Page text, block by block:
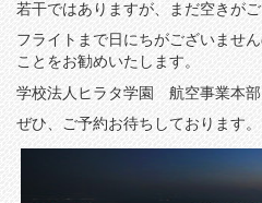
若干ではありますが、まだ空きがご
フライトまで日にちがございませ
ことをお勧めいたします。
学校法人ヒラタ学園 航空事業本
ぜひ、ご予約お待ちしております。